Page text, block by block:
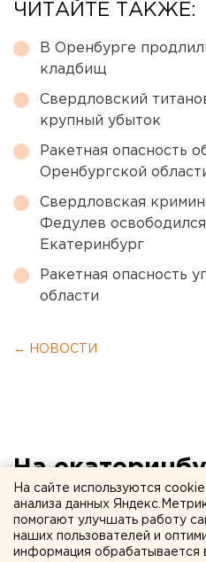
ЧИТАЙТЕ ТАКЖЕ:
В Оренбурге
кладбищ
Свердловский
крупный убыток
Ракетная опасность
Оренбургской
Свердловская
Федулев
Екатеринбург
Ракетная опасность
области
← НОВОСТИ
На
Стали»
ветеранам
На сайте используются
анализа данных
помогают улучшать работу
наших пользователей и
информация обрабатывается